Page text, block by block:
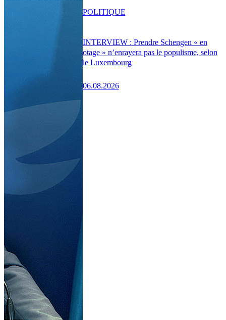
INTERVIEW : Prendre Schengen « en
otage » n’enrayera pas le populisme, selon
le Luxembourg
06.08.2026
POLITIQUE